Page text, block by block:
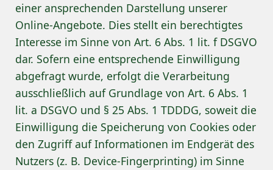
einer ansprechenden Darstellung unserer
Online-Angebote. Dies stellt ein berechtigtes
Interesse im Sinne von Art. 6 Abs. 1 lit. f DSGVO
dar. Sofern eine entsprechende Einwilligung
abgefragt wurde, erfolgt die Verarbeitung
ausschließlich auf Grundlage von Art. 6 Abs. 1
lit. a DSGVO und § 25 Abs. 1 TDDDG, soweit die
Einwilligung die Speicherung von Cookies oder
den Zugriff auf Informationen im Endgerät des
Nutzers (z. B. Device-Fingerprinting) im Sinne